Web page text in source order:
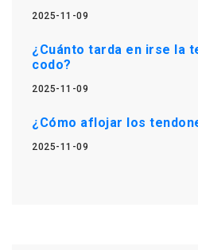
2025-11-09
¿Cuánto tarda en irse la
codo?
2025-11-09
¿Cómo aflojar los
2025-11-09